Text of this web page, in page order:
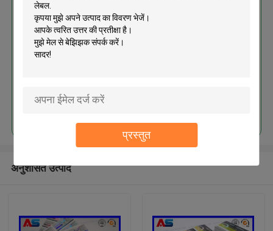
प्रस्तुत
स्पार्टन लैब 10ml फ्लायल लेबल होलोग्राम
लेजर रोल लेबल स्टिकर चमकदार खत्म
आत्म चिपकने वाला लेबल
जारी रखें
अनुशंसित उत्पाद